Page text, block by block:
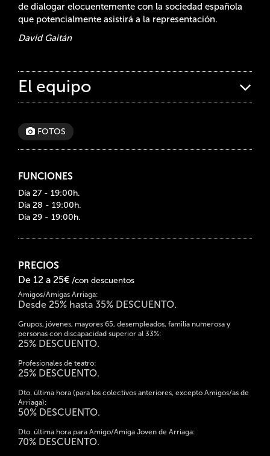
de dialogar elocuentemente con la sociedad española
que potencialmente asistirá a la representación.
David Gaitán
El equipo
FOTOS
FUNCIONES
Día 27 - 19:00h.
Día 28 - 19:00h.
Día 29 - 19:00h.
PRECIOS
De 12 a 25€ /con descuentos
Amigos/Amigas Arriaga:
Desde 25% hasta 35% DESCUENTO.
Grupos, jóvenes, mayores 65, desempleados, familia numerosa y
personas con discapacidad superior al 33%:
25% DESCUENTO.
Profesionales de teatro:
25% DESCUENTO.
Dto. última hora (para los colectivos anteriores, excepto Amigos/as de
Arriaga):
50% DESCUENTO.
Dto. última hora para Amigo/Amiga Joven de Arriaga:
70% DESCUENTO.